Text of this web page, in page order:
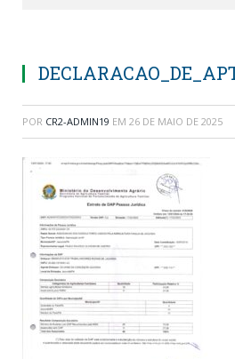
POR CR2-ADMIN19 EM 26 DE MAIO DE 2025